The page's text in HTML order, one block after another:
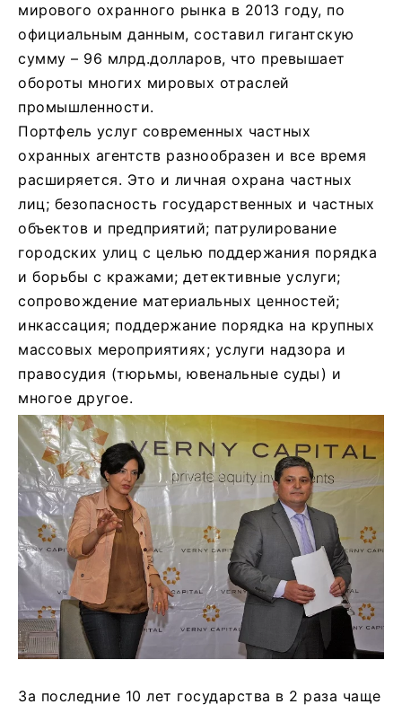
мирового охранного рынка в 2013 году, по
официальным данным, составил гигантскую
сумму – 96 млрд.долларов, что превышает
обороты многих мировых отраслей
промышленности.
Портфель услуг современных частных
охранных агентств разнообразен и все время
расширяется. Это и личная охрана частных
лиц; безопасность государственных и частных
объектов и предприятий; патрулирование
городских улиц с целью поддержания порядка
и борьбы с кражами; детективные услуги;
сопровождение материальных ценностей;
инкассация; поддержание порядка на крупных
массовых мероприятиях; услуги надзора и
правосудия (тюрьмы, ювенальные суды) и
многое другое.
За последние 10 лет государства в 2 раза чаще